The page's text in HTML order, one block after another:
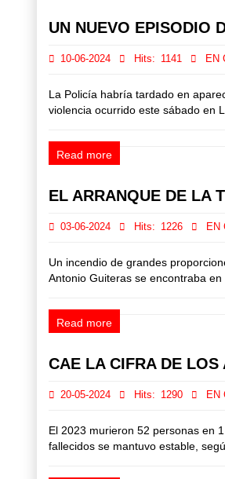
UN NUEVO EPISODIO
10-06-2024 Hits: 1141 EN
La Policía habría tardado en
violencia ocurrido este sábado en
Read more
EL ARRANQUE DE LA
03-06-2024 Hits: 1226 EN
Un incendio de grandes
Antonio Guiteras se encontraba
Read more
CAE LA CIFRA DE
20-05-2024 Hits: 1290 EN
El 2023 murieron 52 personas en
fallecidos se mantuvo estable,